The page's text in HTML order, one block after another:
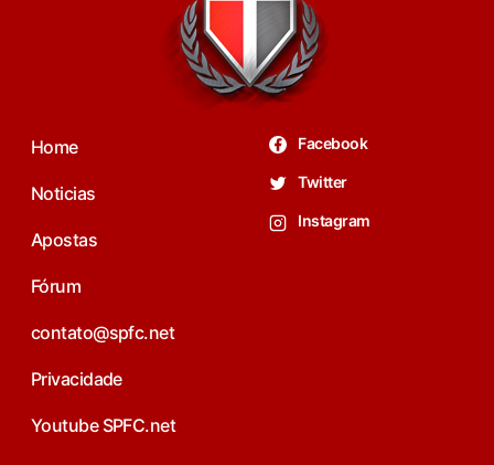
Home
Noticias
Apostas
Fórum
contato@spfc.net
Privacidade
Youtube SPFC.net
Facebook
Twitter
Instagram